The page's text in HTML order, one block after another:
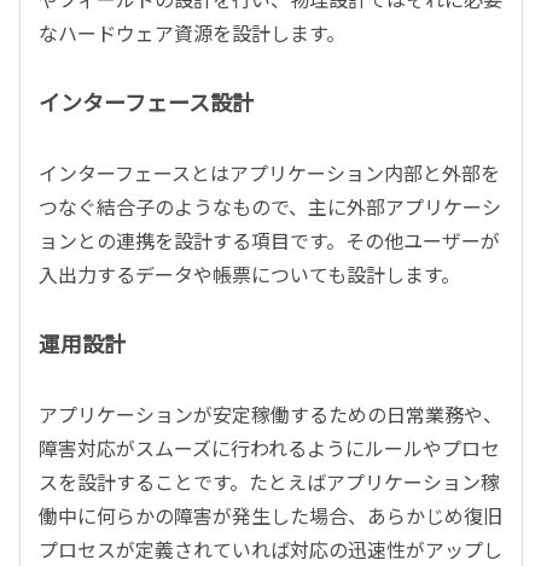
なハードウェア資源を設計します。
インターフェース設計
インターフェースとはアプリケーション内部と外部を
つなぐ結合子のようなもので、主に外部アプリケーシ
ョンとの連携を設計する項目です。その他ユーザーが
入出力するデータや帳票についても設計します。
運用設計
アプリケーションが安定稼働するための日常業務や、
障害対応がスムーズに行われるようにルールやプロセ
スを設計することです。たとえばアプリケーション稼
働中に何らかの障害が発生した場合、あらかじめ復旧
プロセスが定義されていれば対応の迅速性がアップし